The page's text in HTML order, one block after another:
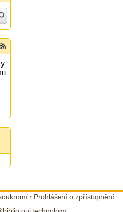
• Prohlášení o zpřístupnění